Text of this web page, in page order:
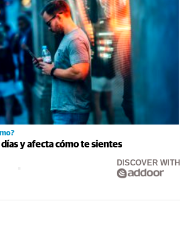
días y afecta cómo te sientes
DISCOVER WITH